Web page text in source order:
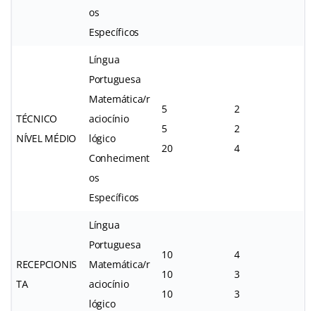
os
Específicos
TÉCNICO
NÍVEL MÉDIO
Língua
Portuguesa
Matemática/r
aciocínio
lógico
Conheciment
os
Específicos
5
5
20
2
2
4
RECEPCIONIS
TA
Língua
Portuguesa
Matemática/r
aciocínio
lógico
10
10
10
4
3
3